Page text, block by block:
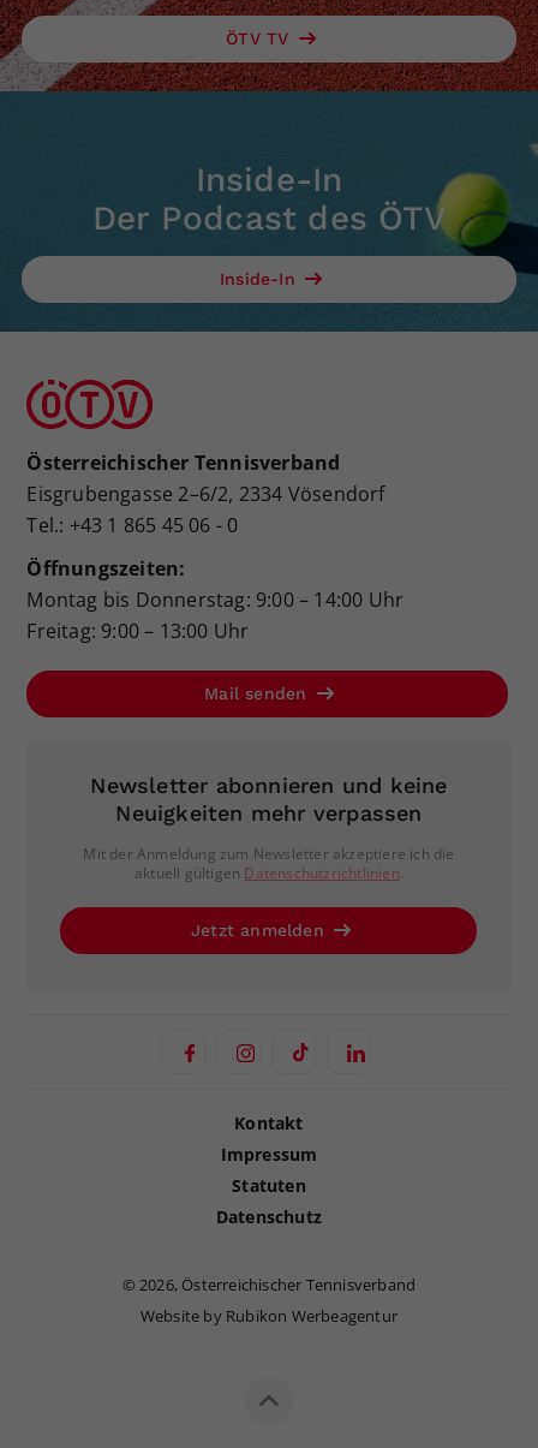
ÖTV TV
Inside-In
Der Podcast des ÖTV
Inside-In
Österreichischer Tennisverband
Eisgrubengasse 2–6/2, 2334 Vösendorf
Tel.: +43 1 865 45 06 - 0
Öffnungszeiten:
Montag bis Donnerstag: 9:00 – 14:00 Uhr
Freitag: 9:00 – 13:00 Uhr
Mail senden
Newsletter abonnieren und keine
Neuigkeiten mehr verpassen
Mit der Anmeldung zum Newsletter akzeptiere ich die
aktuell gültigen Datenschutzrichtlinien.
Jetzt anmelden
Kontakt
Impressum
Statuten
Datenschutz
©2026, Österreichischer Tennisverband
Website by Rubikon Werbeagentur